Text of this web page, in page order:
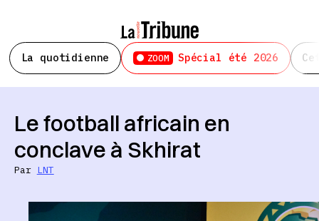
La quotidienne ZOOM Spécial été 2026
Le football africain en
conclave à Skhirat
Par LNT